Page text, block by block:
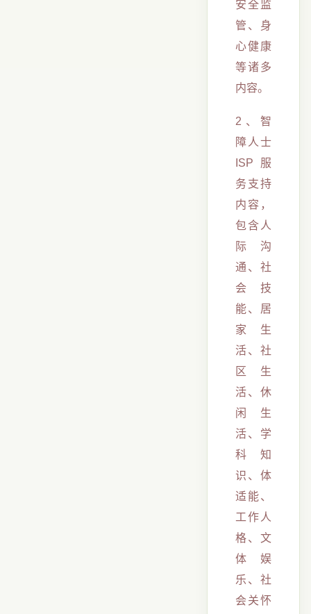
安全监
管、身
心健康
等诸多
内容。
2、智
障人士
ISP服
务支持
内容，
包含人
际沟
通、社
会技
能、居
家生
活、社
区生
活、休
闲生
活、学
科知
识、体
适能、
工作人
格、文
体娱
乐、社
会关怀